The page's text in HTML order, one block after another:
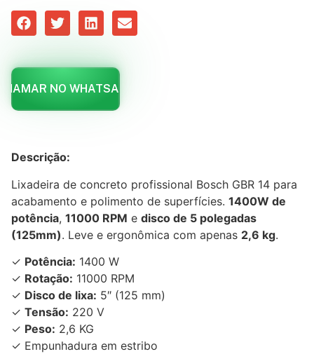
NO WHATSAPP
Descrição:
Lixadeira de concreto profissional Bosch GBR 14 para
acabamento e polimento de superfícies. 1400W de
potência, 11000 RPM e disco de 5 polegadas
(125mm). Leve e ergonômica com apenas 2,6 kg.
✓ Potência: 1400 W
✓ Rotação: 11000 RPM
✓ Disco de lixa: 5″ (125 mm)
✓ Tensão: 220 V
✓ Peso: 2,6 KG
✓ Empunhadura em estribo